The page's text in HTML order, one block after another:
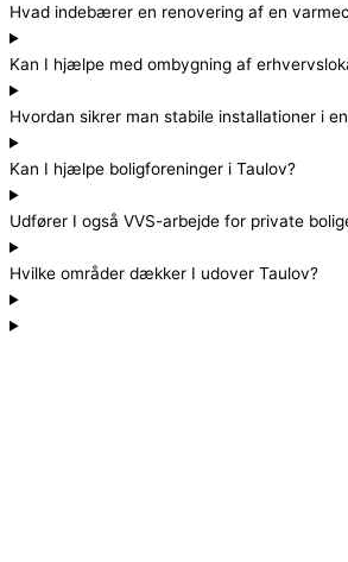
Hvad indebærer en renovering af en
Kan I hjælpe med ombygning af
Hvordan sikrer man stabile installationer i
Kan I hjælpe boligforeninger i Taulov?
Udfører I også VVS-arbejde for private
Hvilke områder dækker I udover Taulov?